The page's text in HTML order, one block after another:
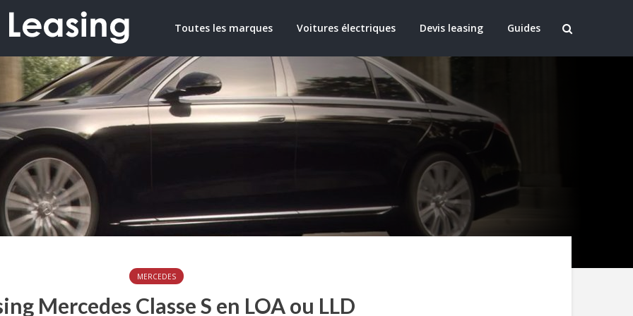
Toutes les marques Voitures électriques Devis leasing Guides
MERCEDES
Mercedes Classe S en LOA ou LLD